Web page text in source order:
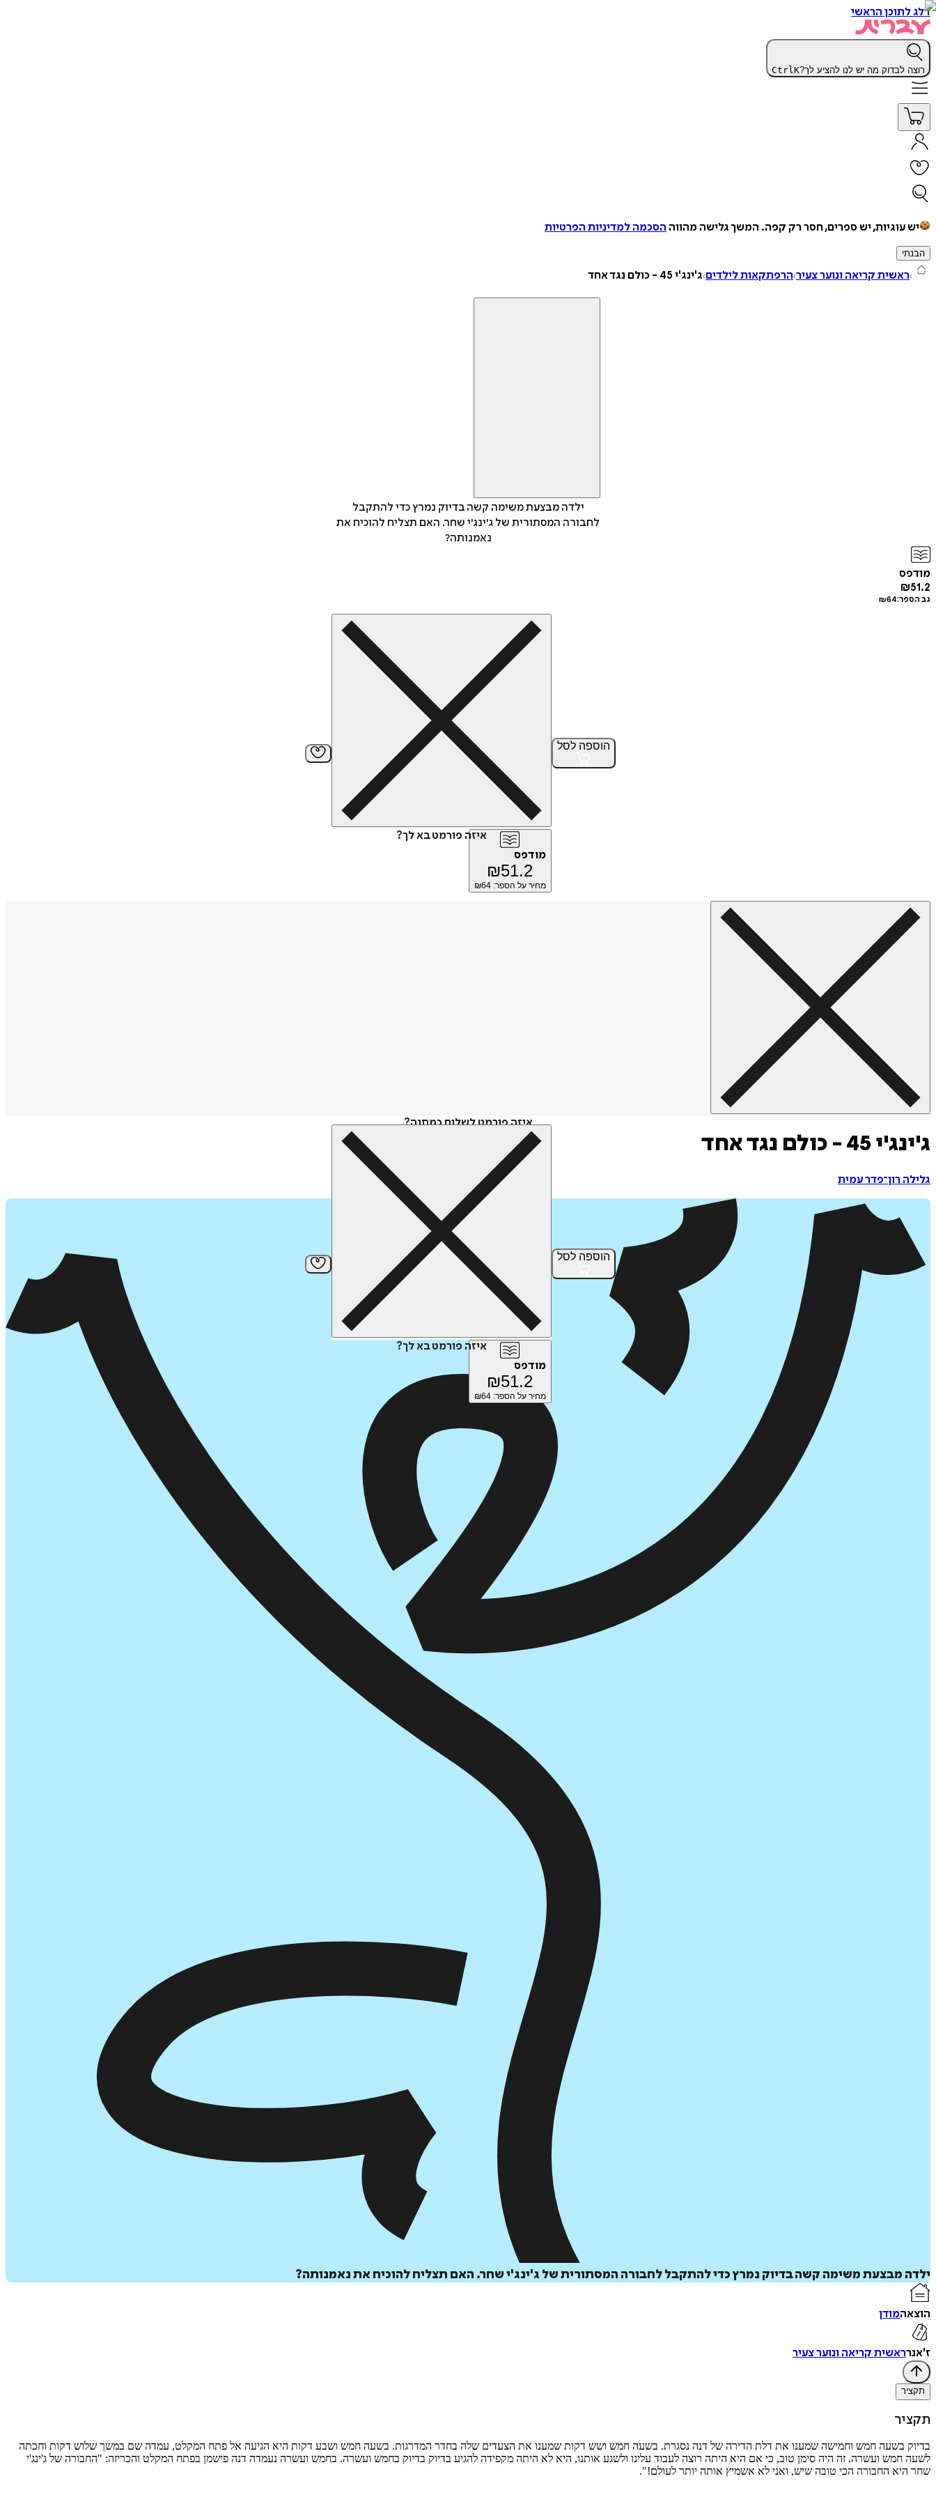
דלג לתוכן הראשי
רוצה לבדוק מה יש לנו להציע לך? CtrlK
יש עוגיות, יש ספרים, חסר רק קפה. המשך גלישה מהווה הסכמה למדיניות הפרטיות
הבנתי
ראשית קריאה ונוער צעיר הרפתקאות לילדים ג'ינג'י 45 - כולם נגד אחד
ילדה מבצעת משימה קשה בדיוק נמרץ כדי להתקבל
לחבורה המסתורית של ג'ינג'י שחר. האם תצליח להוכיח את
נאמנותה?
מודפס
₪51.2
גב הספר: ₪64
הוספה לסל
איזה פורמט בא לך?
מודפס
₪51.2
מחיר על הספר: ₪64
איזה פורמט לשלוח כמתנה?
הוספה לסל
איזה פורמט בא לך?
מודפס
₪51.2
מחיר על הספר: ₪64
ג'ינג'י 45 - כולם נגד אחד
גלילה רון־פדר עמית
ילדה מבצעת משימה קשה בדיוק נמרץ כדי להתקבל לחבורה המסתורית של ג'ינג'י שחר. האם תצליח להוכיח את נאמנותה?
הוצאהמודן
ז'אנרראשית קריאה ונוער צעיר
תקציר
תקציר
בדיוק בשעה חמש וחמישה שמענו את דלת הדירה של דנה נסגרת. בשעה חמש ושש דקות שמענו את הצעדים שלה בחדר המדרגות. בשעה חמש ושבע דקות היא הגיעה אל פתח המקלט, עמדה שם במשך שלוש דקות וחכתה
לשעה חמש ועשרה. זה היה סימן טוב, כי אם היא היתה רוצה לעבוד עלינו ולשגע אותנו, היא לא היתה מקפידה להגיע בדיוק בדיוק בחמש ועשרה. בחמש ועשרה נעמדה דנה פישמן בפתח המקלט והכריזה: "החבורה של ג'ינג'י
שחר היא החבורה הכי טובה שיש, ואני לא אשמיץ אותה יותר לעולם!".